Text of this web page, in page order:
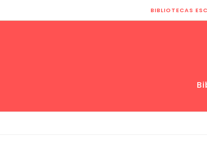
BIBLIOTECAS